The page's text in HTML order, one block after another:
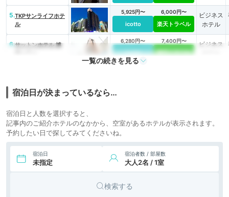
5.TKPサンライフホテ
ル
5,925円〜
icotto
6,000円〜
楽天トラベル
ビジネス
ホテル
6.サットンホテル 博
6,280円〜
icotto
7,400円〜
楽天トラベル
ビジネス
一覧の続きを見る
宿泊日が決まっているなら…
宿泊日と人数を選択すると、
記事内のご紹介ホテルのなかから、空室があるホテルが表示されます。
予約したい日で探してみてくださいね。
宿泊日
未指定
宿泊者数 / 部屋数
大人2名 / 1室
検索する